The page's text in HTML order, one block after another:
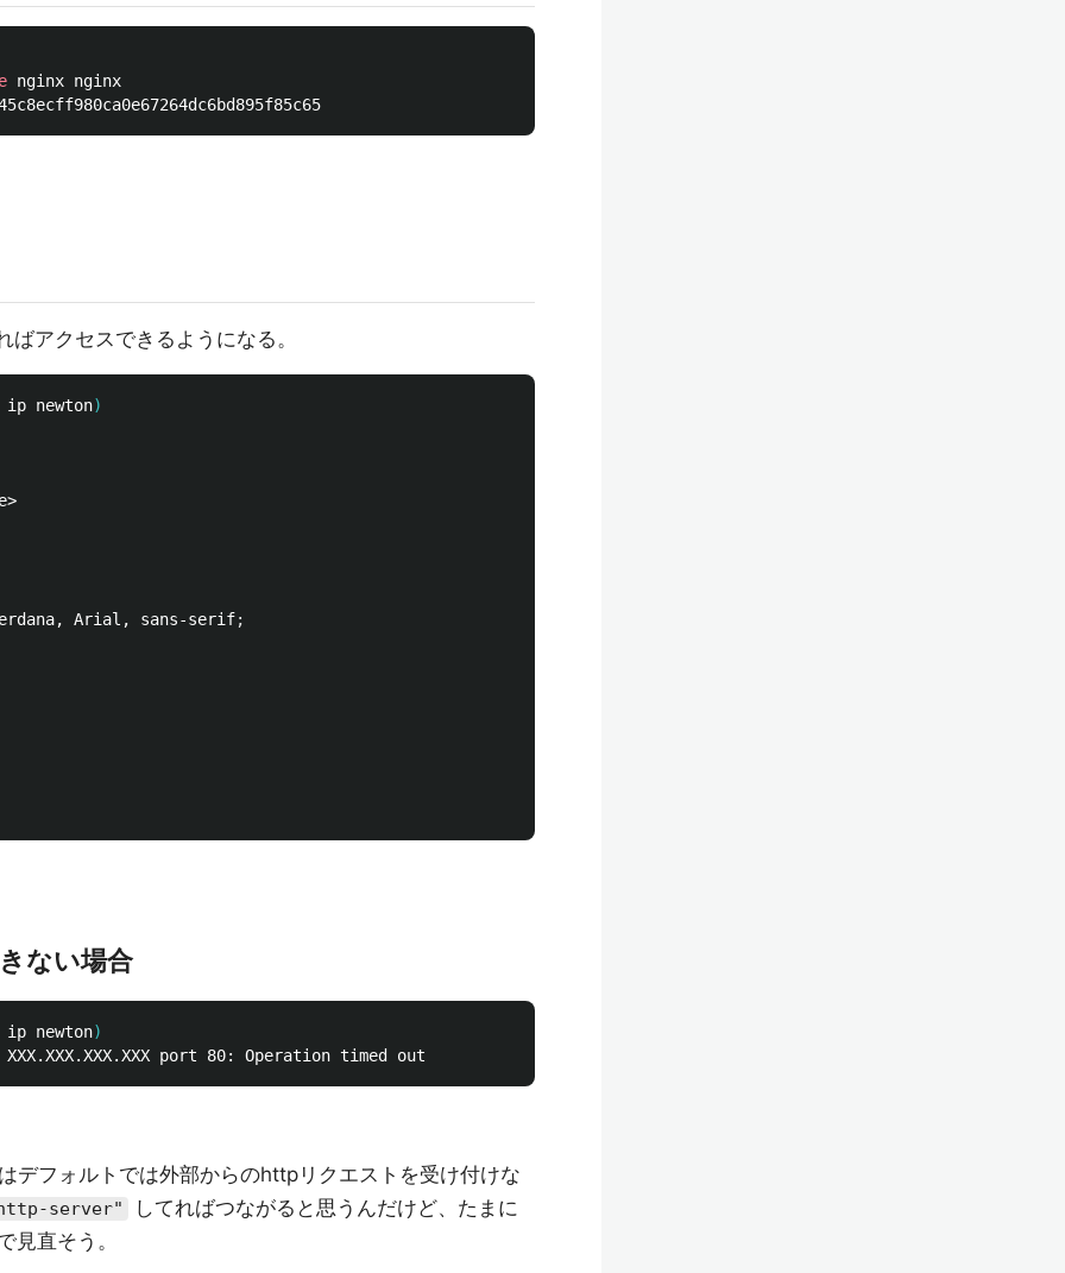
nginx nginx
アクセスできるようになる。
ip newton)
Arial, sans-serif
;
ない場合
ip newton)
デフォルトでは外部からのhttpリクエストを受け付けな
server"
してればつながると思うんだけど、たまに
見直そう。